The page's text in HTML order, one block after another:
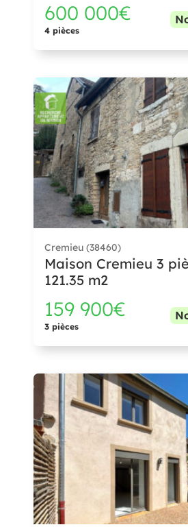
600 000€
4 pièces
Cremieu (38460)
Maison Cremieu 3
121.35 m2
159 900€
3 pièces